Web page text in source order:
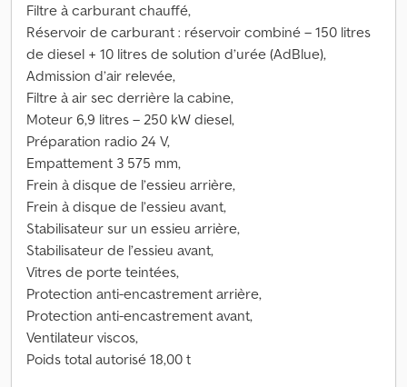
Filtre à carburant chauffé,
Réservoir de carburant : réservoir combiné – 150 litres
de diesel + 10 litres de solution d’urée (AdBlue),
Admission d’air relevée,
Filtre à air sec derrière la cabine,
Moteur 6,9 litres – 250 kW diesel,
Préparation radio 24 V,
Empattement 3 575 mm,
Frein à disque de l’essieu arrière,
Frein à disque de l’essieu avant,
Stabilisateur sur un essieu arrière,
Stabilisateur de l’essieu avant,
Vitres de porte teintées,
Protection anti-encastrement arrière,
Protection anti-encastrement avant,
Ventilateur viscos,
Poids total autorisé 18,00 t